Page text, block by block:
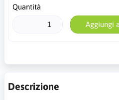
Quantità
Aggiungi
Descrizione